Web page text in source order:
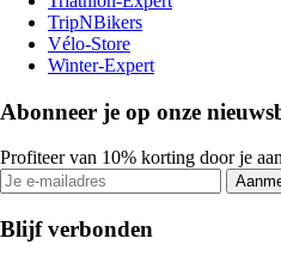
TripNBikers
Vélo-Store
Winter-Expert
Abonneer je op onze
Profiteer van 10% korting door je
Blijf verbonden